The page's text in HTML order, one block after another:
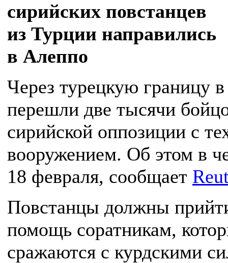
сирийских повстанцев
из Турции направились
в Алеппо
Через турецкую границу
перешли две тысячи
сирийской оппозиции с
вооружением. Об этом в
18 февраля, сообщает
Повстанцы должны
помощь соратникам,
сражаются с курдскими